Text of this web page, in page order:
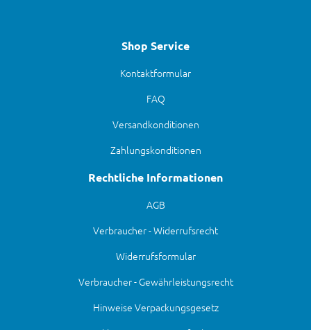
Shop Service
Kontaktformular
FAQ
Versandkonditionen
Zahlungskonditionen
Rechtliche Informationen
AGB
Verbraucher - Widerrufsrecht
Widerrufsformular
Verbraucher - Gewährleistungsrecht
Hinweise Verpackungsgesetz